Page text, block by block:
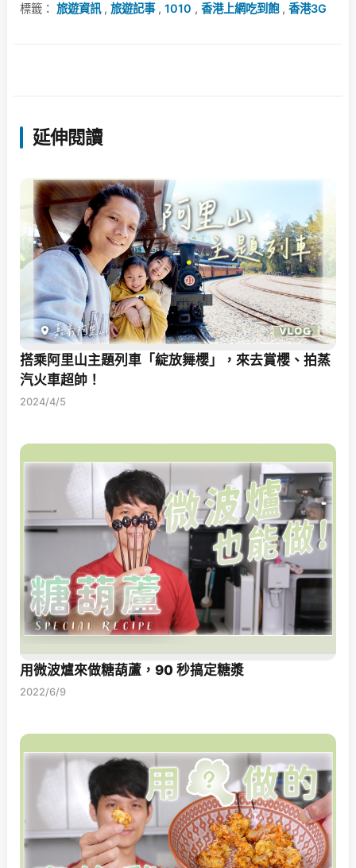
標籤： 旅遊資訊, 旅遊記事, 1010 , 香港上網吃到飽, 香港3G
延伸閱讀
搭乘阿里山主題列車「綻放舞櫻」，來去賞櫻、拍蒸
汽火車超帥！
2024/4/5
用微波爐來做糖葫蘆，90 秒搞定糖漿
2022/6/9